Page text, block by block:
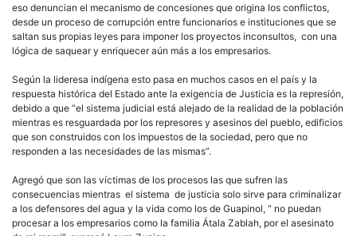
eso denuncian el mecanismo de concesiones que origina los conflictos,
desde un proceso de corrupción entre funcionarios e instituciones que se
saltan sus propias leyes para imponer los proyectos inconsultos, con una
lógica de saquear y enriquecer aún más a los empresarios.
Según la lideresa indígena esto pasa en muchos casos en el país y la
respuesta histórica del Estado ante la exigencia de Justicia es la represión,
debido a que “el sistema judicial está alejado de la realidad de la población
mientras es resguardada por los represores y asesinos del pueblo, edificios
que son construidos con los impuestos de la sociedad, pero que no
responden a las necesidades de las mismas”.
Agregó que son las víctimas de los procesos las que sufren las
consecuencias mientras el sistema de justicia solo sirve para criminalizar
a los defensores del agua y la vida como los de Guapinol, “ no puedan
procesar a los empresarios como la familia Átala Zablah, por el asesinato